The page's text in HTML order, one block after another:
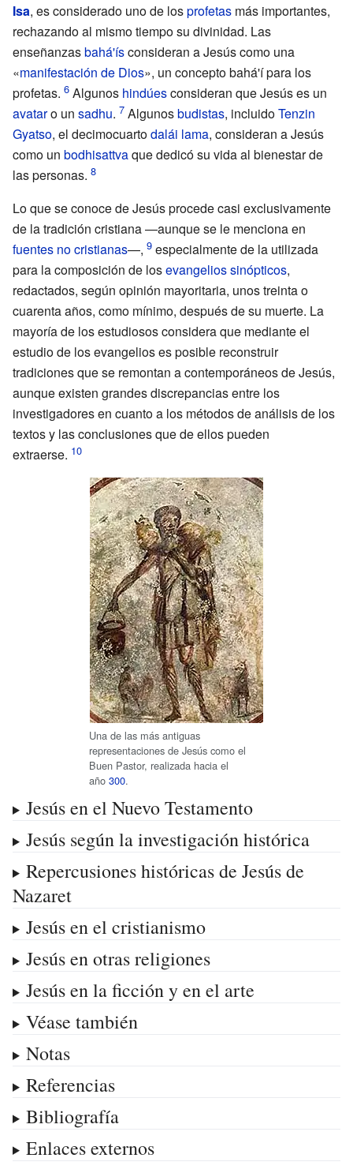
Isa, es considerado uno de losprofetas más importantes,
rechazando al mismo tiempo su divinidad. Las
enseñanzasbahá'ísconsideran a Jesús como una
«manifestación de Dios», un concepto bahá'í para los
profetas.
Algunos hindúesconsideran que Jesús es un
avataro un sadhu. Algunosbudistas, incluidoTenzin
Gyatso, el decimocuartodalái lama, consideran a Jesús
como un bodhisattvaque dedicó su vida al bienestar de
las personas.
Lo que se conoce de Jesús procede casi exclusivamente
de la tradición cristiana —aunque se le menciona en
fuentes no cristianas—,
especialmente de la utilizada
para la composición de losevangelios sinópticos,
redactados, según opinión mayoritaria, unos treinta o
cuarenta años, como mínimo, después de su muerte. La
mayoría de los estudiosos considera que mediante el
estudio de los evangelios es posible reconstruir
tradiciones que se remontan a contemporáneos de Jesús,
aunque existen grandes discrepancias entre los
investigadores en cuanto a los métodos de análisis de los
textos y las conclusiones que de ellos pueden
extraerse.
Una de las más antiguas
representaciones de Jesús como el
Buen Pastor, realizada hacia el
año 300.
Jesús en el Nuevo Testamento
Jesús según la investigación histórica
Repercusiones históricas de Jesús de
Nazaret
Jesús en el cristianismo
Jesús en otras religiones
Jesús en la ficción y en el arte
Véase también
Notas
Referencias
Bibliografía
Enlaces externos